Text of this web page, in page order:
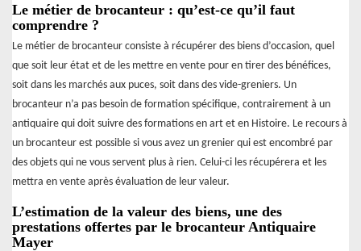
Le métier de brocanteur : qu’est-ce qu’il faut
comprendre ?
Le métier de brocanteur consiste à récupérer des biens d’occasion, quel
que soit leur état et de les mettre en vente pour en tirer des bénéfices,
soit dans les marchés aux puces, soit dans des vide-greniers. Un
brocanteur n’a pas besoin de formation spécifique, contrairement à un
antiquaire qui doit suivre des formations en art et en Histoire. Le recours à
un brocanteur est possible si vous avez un grenier qui est encombré par
des objets qui ne vous servent plus à rien. Celui-ci les récupérera et les
mettra en vente après évaluation de leur valeur.
L’estimation de la valeur des biens, une des
prestations offertes par le brocanteur Antiquaire
Mayer